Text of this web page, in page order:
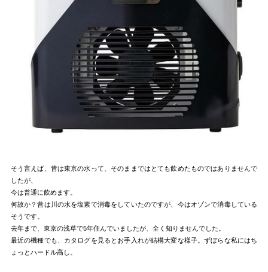
そう言えば、昔は東京の水って、そのままではとても飲めたものではありませんで
したが、
今は普通に飲めます。
何故か？昔は川の水を塩素で消毒をしていたのですが、今はオゾンで消毒している
そうです。
去年まで、東京の浅草で5年住んでいましたが、全く知りませんでした。
最近の機種でも、カタログを見るとお手入れが結構大変な様子。ずぼらな私にはち
ょっとハードル高し。